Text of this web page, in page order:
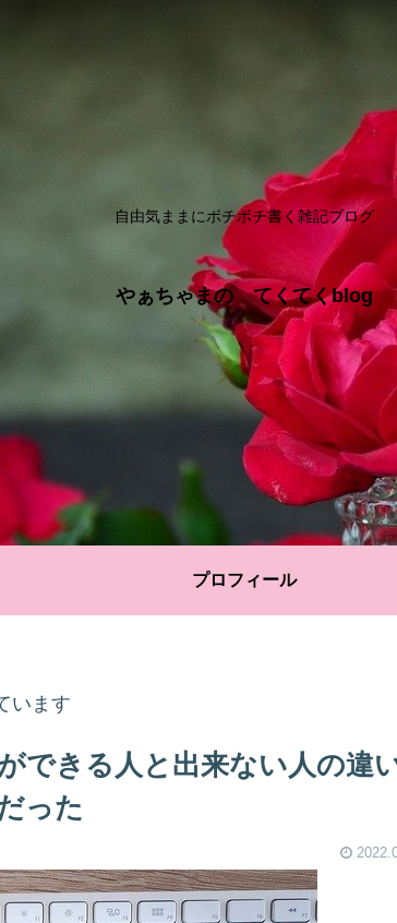
自由気ままにボチボチ書く雑記ブログ
やぁちゃまの てくてくblog
プロフィール
います
できる人と出来ない人の違
った